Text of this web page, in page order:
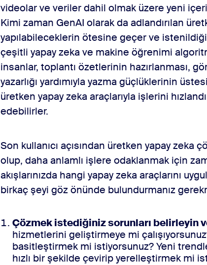
videolar ve veriler dahil olmak üzere yeni
Kimi zaman GenAI olarak da adlandırılan
yapılabileceklerin ötesine geçer ve
çeşitli yapay zeka ve makine öğrenimi
insanlar, toplantı özetlerinin hazırlanması,
yazarlığı yardımıyla yazma güçlüklerinin
üretken yapay zeka araçlarıyla işlerini
edebilirler.
Son kullanıcı açısından üretken yapay
olup, daha anlamlı işlere odaklanmak için
akışlarınızda hangi yapay zeka araçlarını
birkaç şeyi göz önünde bulundurmanız
Çözmek istediğiniz sorunları belirleyin
hizmetlerini geliştirmeye mi
basitleştirmek mi istiyorsunuz? Yeni
hızlı bir şekilde çevirip yerelleştirmek mi